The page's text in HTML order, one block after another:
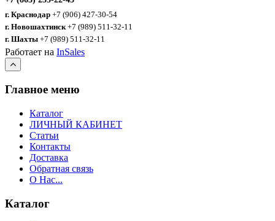
г. Краснодар +7 (906) 427-30-54
г. Новошахтинск +7 (989) 511-32-11
г. Шахты +7 (989) 511-32-11
Работает на InSales
Главное меню
Каталог
ЛИЧНЫЙ КАБИНЕТ
Статьи
Контакты
Доставка
Обратная связь
О Нас...
Каталог